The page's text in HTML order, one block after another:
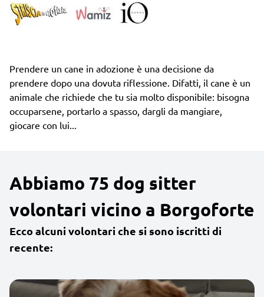
Prendere un cane in adozione è una decisione da
prendere dopo una dovuta riflessione. Difatti, il cane è un
animale che richiede che tu sia molto disponibile: bisogna
occuparsene, portarlo a spasso, dargli da mangiare,
giocare con lui...
Abbiamo 75 dog sitter
volontari vicino a Borgoforte
Ecco alcuni volontari che si sono iscritti di
recente: